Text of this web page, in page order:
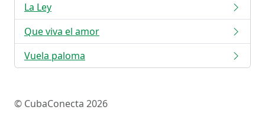
La Ley
Que viva el amor
Vuela paloma
© CubaConecta 2026